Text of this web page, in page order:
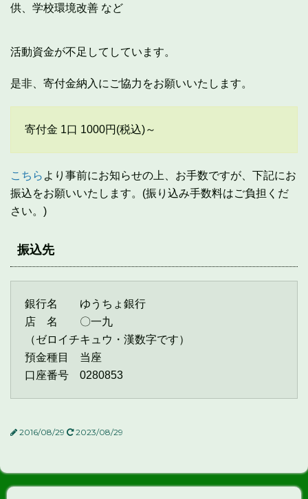
供、学校環境改善 など
活動資金が不足してしています。
是非、寄付金納入にご協力をお願いいたします。
寄付金 1口 1000円(税込)～
こちら より事前にお知らせの上、お手数ですが、下記にお
振込をお願いいたします。(振り込み手数料はご負担くだ
さい。)
振込先
銀行名 ゆうちょ銀行
店 名 〇一九
（ゼロイチキュウ・漢数字です）
預金種目 当座
口座番号 0280853
2016/08/29 2023/08/29